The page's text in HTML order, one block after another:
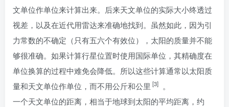
文单位作单位来计算出来。后来天文单位的实际大小终透过
视差，以及在近代用雷达来准确地找到。虽然如此，因为引
力常数的不确定（只有五六个有效位），太阳的质量并不能
够很准确。如果计算行星位置时使用国际单位，其精确度在
单位换算的过程中难免会降低。所以这些计算通常以太阳质
量和天文单位作单位，而不用公斤和公里 [3]
。
一个天文单位的距离，相当于地球到太阳的平均距离，约